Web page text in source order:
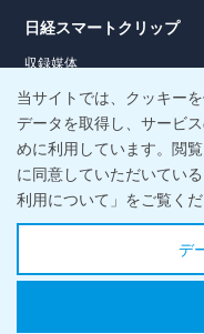
当サイトでは、クッキー
データを取得し、サービ
めに利用しています。閲
に同意していただいてい
利用について」をご覧くだ
デ
日経スマートクリップ
収録媒体
コラム
日経メディアマーケティ
会社案内
お客様サポート
情報活用塾